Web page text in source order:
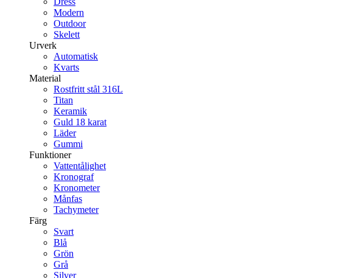
Modern
Outdoor
Skelett
Urverk
Automatisk
Kvarts
Material
Rostfritt stål 316L
Titan
Keramik
Guld 18 karat
Läder
Gummi
Funktioner
Vattentålighet
Kronograf
Kronometer
Månfas
Tachymeter
Färg
Svart
Blå
Grön
Grå
Silver